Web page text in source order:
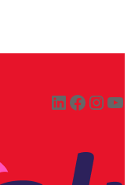
LinkedIn